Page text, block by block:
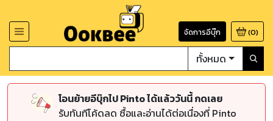
จัดการอีบุ๊ก (0)
ทั้งหมด
โอนย้ายอีบุ๊กไป Pinto ได้แล้ววันนี้ กดเลย
รับทันทีโค้ดลด ซื้อและอ่านได้ต่อเนื่องที่ Pinto